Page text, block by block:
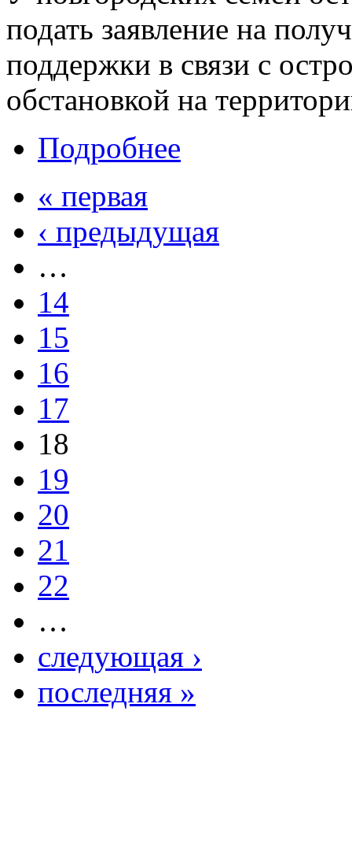
подать заявление на
поддержки в связи с
обстановкой на
Подробнее
« первая
‹ предыдущая
…
14
15
16
17
18
19
20
21
22
…
следующая ›
последняя »